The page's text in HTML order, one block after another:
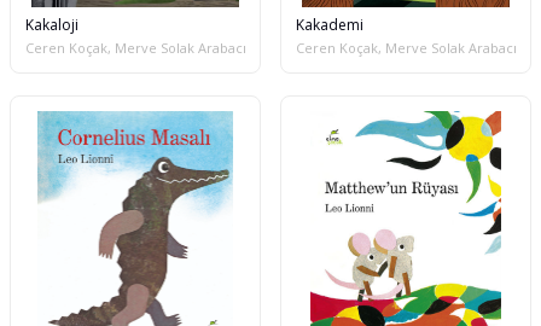
Kakaloji
Ceren Koçak, Merve Solak Arabacı, Saniye Bencik Kangal
Kakademi
Ceren Koçak, Merve Solak Arabacı,